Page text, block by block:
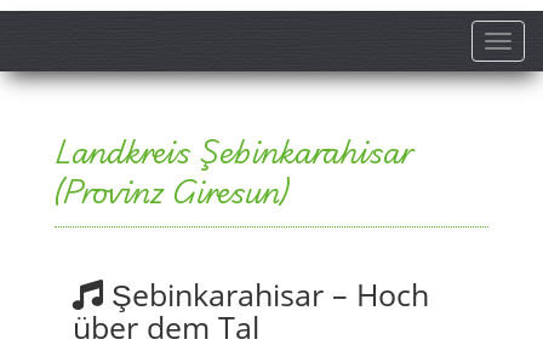
Landkreis Şebinkarahisar
(Provinz Giresun)
Şebinkarahisar – Hoch
über dem Tal
Version 1 (5:29) – warme Schlager-Ballade für
die Fahrt hinauf nach Şebinkarahisar, mit